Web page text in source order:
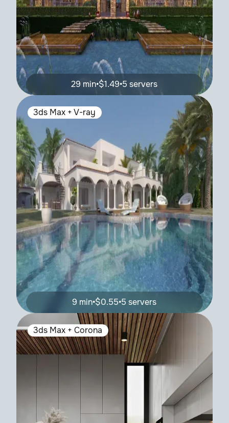
29 min•$1.49•5 servers
3ds Max + V-ray
9 min•$0.55•5 servers
3ds Max + Corona